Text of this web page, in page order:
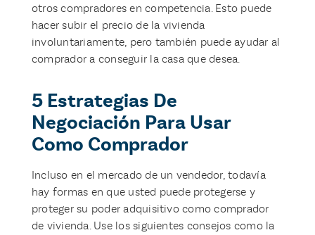
otros compradores en competencia. Esto puede
hacer subir el precio de la vivienda
involuntariamente, pero también puede ayudar al
comprador a conseguir la casa que desea.
5 Estrategias De
Negociación Para Usar
Como Comprador
Incluso en el mercado de un vendedor, todavía
hay formas en que usted puede protegerse y
proteger su poder adquisitivo como comprador
de vivienda. Use los siguientes consejos como la